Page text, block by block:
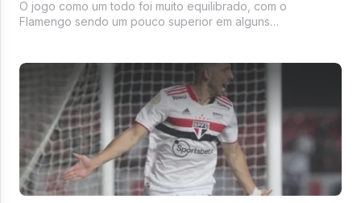
O jogo como um todo foi muito equilibrado, com o
Flamengo sendo um pouco superior em alguns
"saber sofrer". E com uma grande arrancada d...